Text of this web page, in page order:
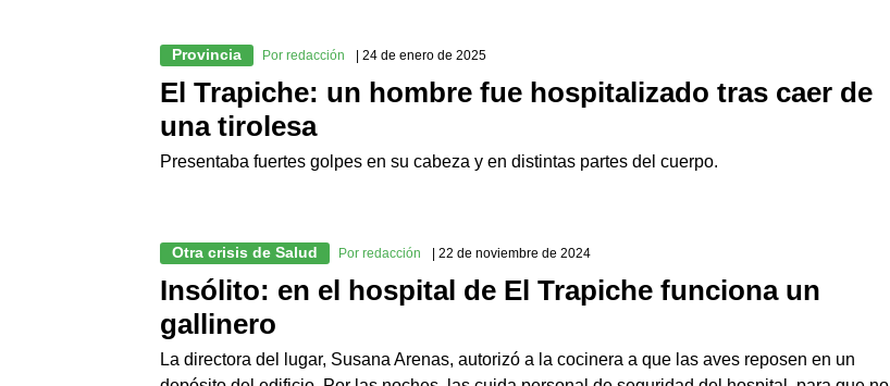
Provincia Por redacción | 24 de enero de 2025
El Trapiche: un hombre fue hospitalizado tras caer de
una tirolesa
Presentaba fuertes golpes en su cabeza y en distintas partes del cuerpo.
Otra crisis de Salud Por redacción | 22 de noviembre de 2024
Insólito: en el hospital de El Trapiche funciona un
gallinero
La directora del lugar, Susana Arenas, autorizó a la cocinera a que las aves reposen en un